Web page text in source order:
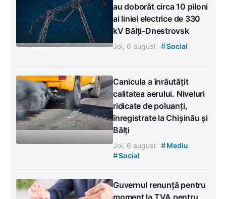
au doborât circa 10 piloni
ai liniei electrice de 330
kV Bălți-Dnestrovsk
Joi, 6 august #Social
Canicula a înrăutățit
calitatea aerului. Niveluri
ridicate de poluanți,
înregistrate la Chișinău și
Bălți
Joi, 6 august #Mediu
#Social
Guvernul renunță pentru
moment la TVA pentru